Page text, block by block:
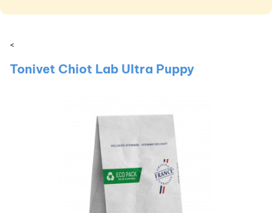
<
Tonivet Chiot Lab Ultra Puppy